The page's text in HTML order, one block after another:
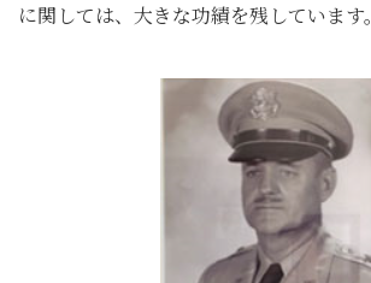
に関しては、大きな功績を残しています。